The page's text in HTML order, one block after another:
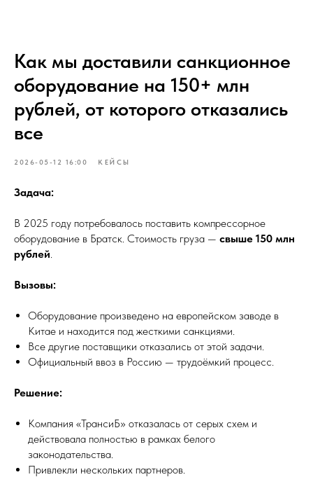
Как мы доставили санкционное
оборудование на 150+ млн
рублей, от которого отказались
все
2026-05-12 16:00 КЕЙСЫ
Задача:
В 2025 году потребовалось поставить компрессорное
оборудование в Братск. Стоимость груза — свыше 150 млн
рублей.
Вызовы:
Оборудование произведено на европейском заводе в
Китае и находится под жесткими санкциями.
Все другие поставщики отказались от этой задачи.
Официальный ввоз в Россию — трудоёмкий процесс.
Решение:
Компания «ТрансиБ» отказалась от серых схем и
действовала полностью в рамках белого
законодательства.
Привлекли нескольких партнеров.